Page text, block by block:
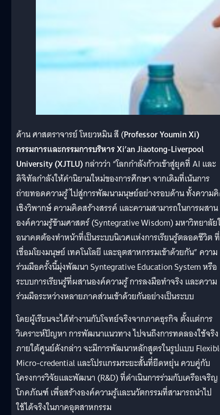
ด้าน ศาสตราจารย์ โหยวหมิน สี (Professor Youmin Xi)
กรรมการและกรรมการบริหาร Xi’an Jiaotong-Liverpool
University (XJTLU)กล่าวว่า “โลกกำลังก้าวเข้าสู่ยุคที่ AI และ
ดิจิทัลกำลังให้คำนิยามใหม่ของการศึกษา จากเดิมที่เน้นการ
ถ่ายทอดความรู้ ไปสู่การพัฒนามนุษย์อย่างรอบด้าน ทั้งความ
เชิงวิพากษ์ ความคิดสร้างสรรค์ และความสามารถในการผสาน
องค์ความรู้ข้ามศาสตร์ (Syntegrative Wisdom) มหาวิทยาลัย
อนาคตต้องทำหน้าที่เป็นระบบนิเวศแห่งการเรียนรู้ตลอดชีวิต ที่
เชื่อมโยงมนุษย์ เทคโนโลยี และอุตสาหกรรมเข้าด้วยกัน” ความ
ร่วมมือครั้งนี้มุ่งพัฒนา Syntegrative Education System หรือ
ระบบการเรียนรู้ที่ผสานองค์ความรู้ การลงมือทำจริง และความ
ร่วมมือระหว่างหลายภาคส่วนเข้าด้วยกันอย่างเป็นระบบ
โดยผู้เรียนจะได้ทำงานกับโจทย์จริงจากภาคธุรกิจ ตั้งแต่การ
วิเคราะห์ปัญหา การพัฒนาแนวทาง ไปจนถึงการทดลองใช้จริง
ภายใต้ศูนย์ดังกล่าว จะมีการพัฒนาหลักสูตรในรูปแบบ
Micro-credential และโปรแกรมระยะสั้นที่ยืดหยุ่น ควบคู่กับ
โครงการวิจัยและพัฒนา (R&D) ที่ดำเนินการร่วมกับเครือเจริญ
โภคภัณฑ์ เพื่อสร้างองค์ความรู้และนวัตกรรมที่สามารถนำไป
ใช้ได้จริงในภาคอุตสาหกรรม